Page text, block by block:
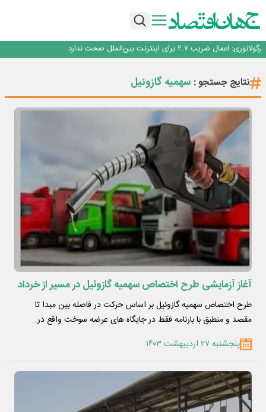
یک اشتباه کلاد، تمام اطلاعات کاربر را به باد داد
رگولاتوری: اعمال ضریب ۲.۷ برای اینترنت بین‌الملل صحت ندارد
با تقاضای برق ناپایدار هوش مصنوعی خودزنی می‌کند
یک اشتباه کلاد، تمام اطلاعات کاربر را به باد داد
نتایج جستجو : سهمیه گازوئیل
آغاز آزمایشی طرح اختصاص سهمیه گازوئیل در مسیر از خرداد
طرح اختصاص سهمیه گازوئیل بر اساس حرکت در فاصله بین مبدا تا
مقصد و منطبق با بارنامه فقط در جایگاه های عرضه سوخت واقع در…
پنجشنبه ۲۷ اردیبهشت ۱۴۰۳